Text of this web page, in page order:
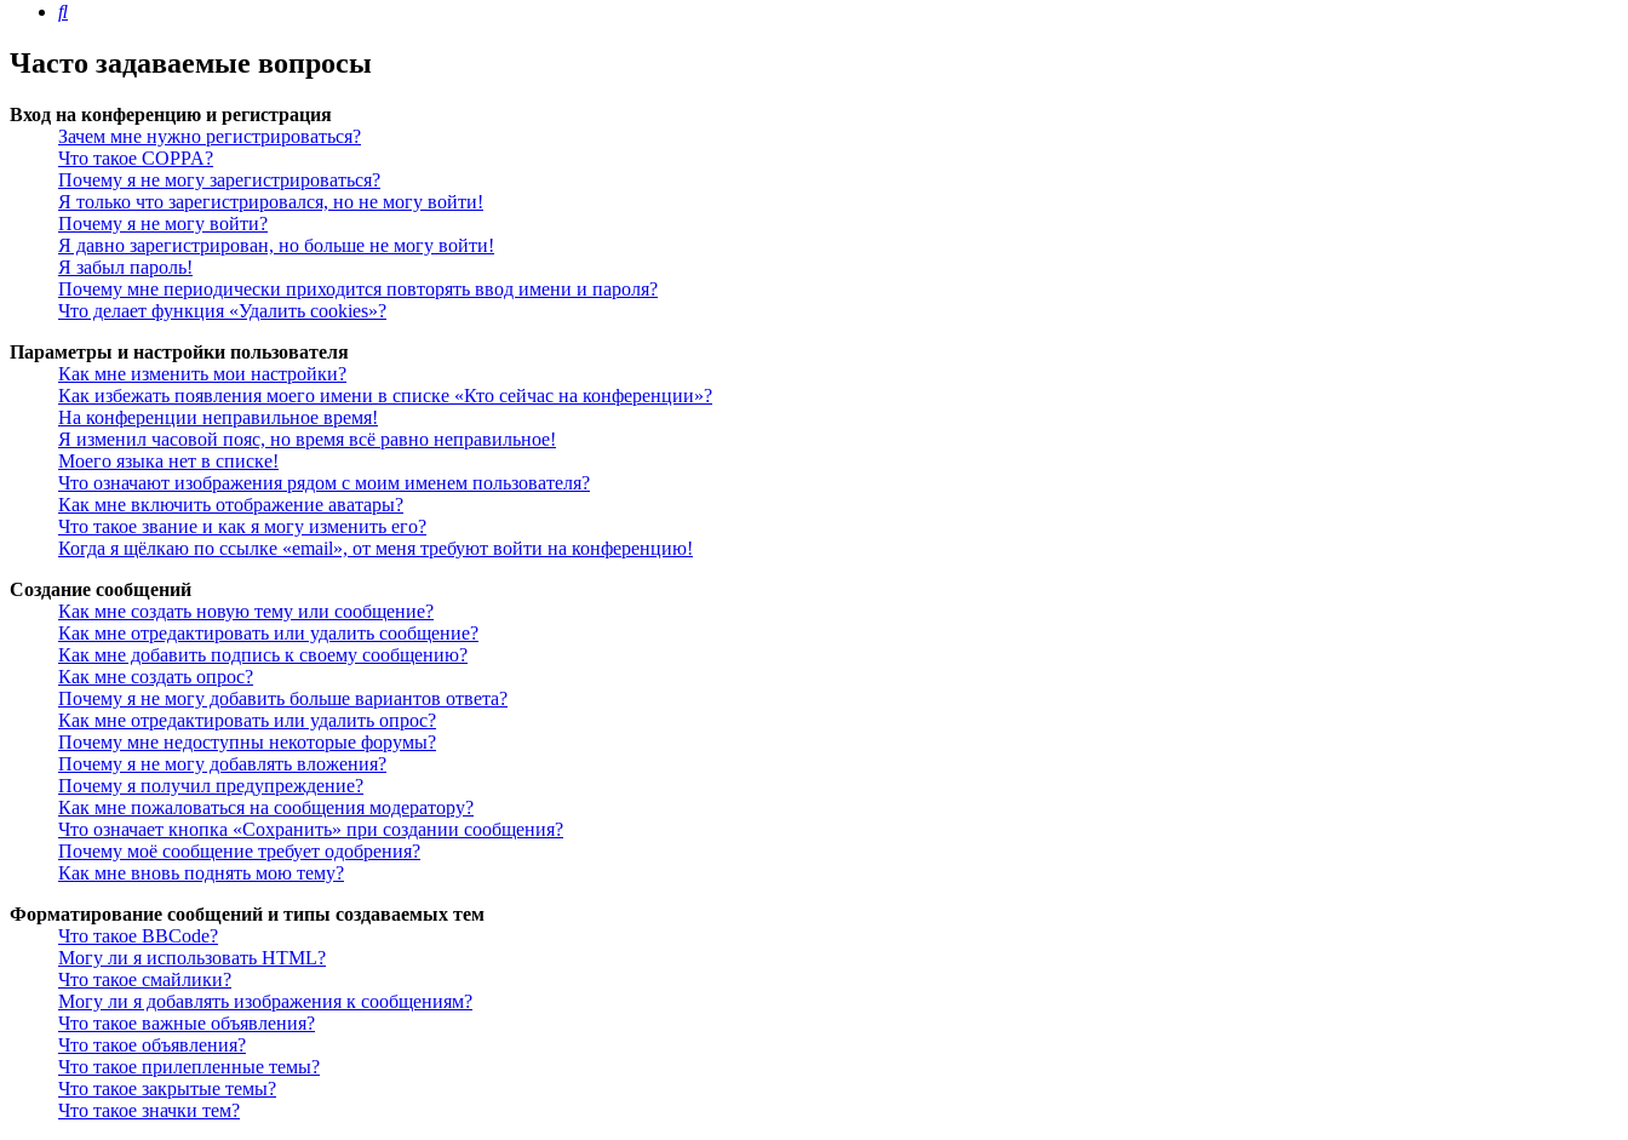
Поиск
Часто задаваемые вопросы
Вход на конференцию и регистрация
Зачем мне нужно регистрироваться?
Что такое COPPA?
Почему я не могу зарегистрироваться?
Я только что зарегистрировался, но не могу войти!
Почему я не могу войти?
Я давно зарегистрирован, но больше не могу войти!
Я забыл пароль!
Почему мне периодически приходится повторять ввод имени и пароля?
Что делает функция «Удалить cookies»?
Параметры и настройки пользователя
Как мне изменить мои настройки?
Как избежать появления моего имени в списке «Кто сейчас на конференции»?
На конференции неправильное время!
Я изменил часовой пояс, но время всё равно неправильное!
Моего языка нет в списке!
Что означают изображения рядом с моим именем пользователя?
Как мне включить отображение аватары?
Что такое звание и как я могу изменить его?
Когда я щёлкаю по ссылке «email», от меня требуют войти на конференцию!
Создание сообщений
Как мне создать новую тему или сообщение?
Как мне отредактировать или удалить сообщение?
Как мне добавить подпись к своему сообщению?
Как мне создать опрос?
Почему я не могу добавить больше вариантов ответа?
Как мне отредактировать или удалить опрос?
Почему мне недоступны некоторые форумы?
Почему я не могу добавлять вложения?
Почему я получил предупреждение?
Как мне пожаловаться на сообщения модератору?
Что означает кнопка «Сохранить» при создании сообщения?
Почему моё сообщение требует одобрения?
Как мне вновь поднять мою тему?
Форматирование сообщений и типы создаваемых тем
Что такое BBCode?
Могу ли я использовать HTML?
Что такое смайлики?
Могу ли я добавлять изображения к сообщениям?
Что такое важные объявления?
Что такое объявления?
Что такое прилепленные темы?
Что такое закрытые темы?
Что такое значки тем?